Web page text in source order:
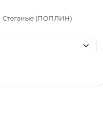
Стеганые (ПОПЛИН)